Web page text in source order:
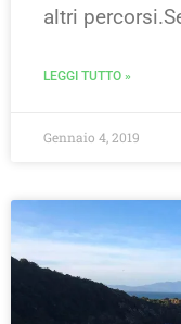
altri
LEGGI TUTTO »
Gennaio 4, 2019